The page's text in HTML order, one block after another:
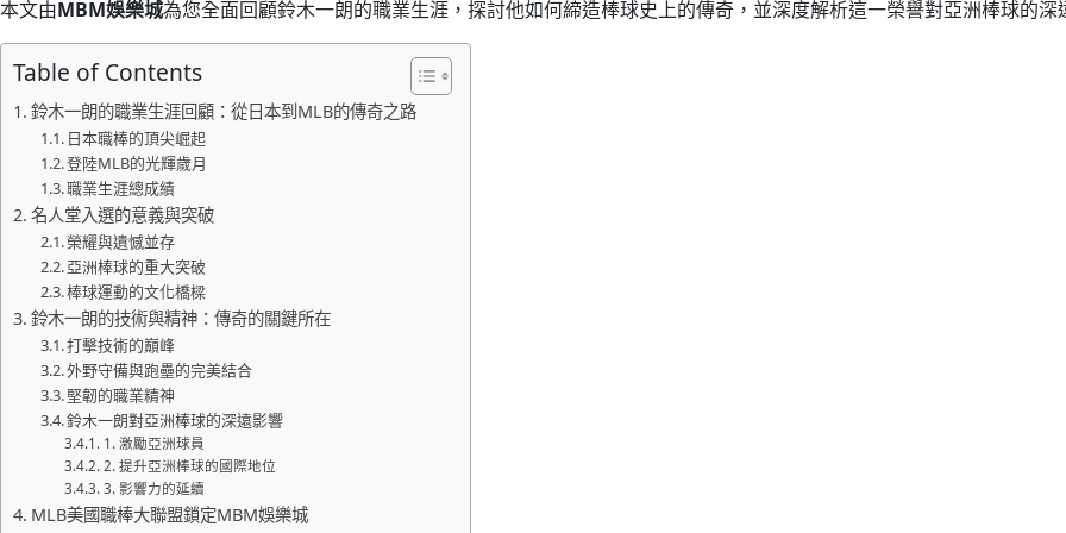
本文由MBM娛樂城為您全面回顧鈴木一朗的職業生涯，探討他如何締造棒球史上的傳奇，並深度解析這一榮譽對亞洲棒球的深
Table of Contents
鈴木一朗的職業生涯回顧：從日本到MLB的傳奇之路
日本職棒的頂尖崛起
登陸MLB的光輝歲月
職業生涯總成績
名人堂入選的意義與突破
榮耀與遺憾並存
亞洲棒球的重大突破
棒球運動的文化橋樑
鈴木一朗的技術與精神：傳奇的關鍵所在
打擊技術的巔峰
外野守備與跑壘的完美結合
堅韌的職業精神
鈴木一朗對亞洲棒球的深遠影響
1. 激勵亞洲球員
2. 提升亞洲棒球的國際地位
3. 影響力的延續
MLB美國職棒大聯盟鎖定MBM娛樂城